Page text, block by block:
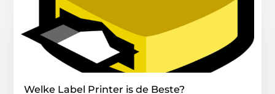
Welke Label Printer is de Beste?